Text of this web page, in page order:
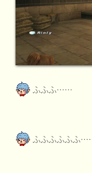
ふふふ……
ふふふふふふ